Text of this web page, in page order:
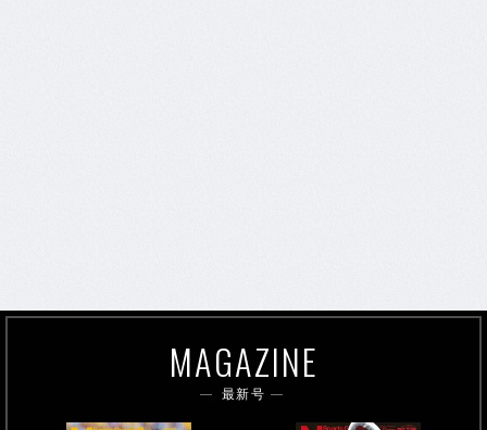
MAGAZINE
最新号